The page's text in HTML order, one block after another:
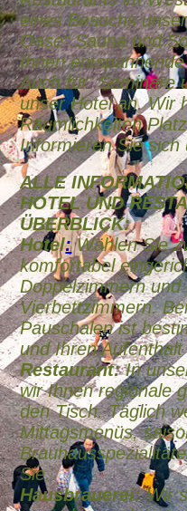
eines Besuchs
Oase“.Sauna und
Ihnen
Auch für Seminare
unser Hotel an. Wir
Räumlichkeiten
Informieren Sie sich
ALLE
HOTEL UND
ÜBERBLICK:
Hotel:Wählen Sie
komfortabel
Doppelzimmern und
Vierbettzimmern.
Pauschalen ist
und Ihren
Restaurant:In
wir Ihnen regionale
den Tisch. Täglich
Mittagsmenüs,
Sie.
Hausbrauerei:Wir